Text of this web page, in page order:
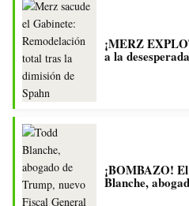
¡MERZ
a la
¡BOMBAZO!
Blanche,